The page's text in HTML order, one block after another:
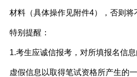
材料（具体操作见附件4），否则将
特别提醒：
1.考生应诚信报考，对所填报名信
虚假信息以取得笔试资格所产生的